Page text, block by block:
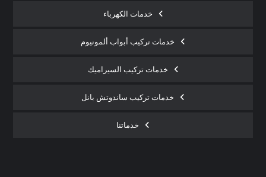
خدمات الكهرباء
خدمات تركيب أبواب ألمونيوم
خدمات تركيب السيراميك
خدمات تركيب ساندوتش بانل
خدماتنا